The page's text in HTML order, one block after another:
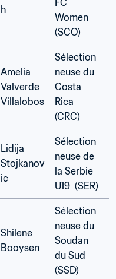
h
Women
(SCO)
Amelia
Valverde
Sélection
neuse du
Costa
Rica
(CRC)
Lidija
Stojkanov
ic
Sélection
neuse de
la Serbie
U19  (SER)
Shilene
Booysen
Sélection
neuse du
Soudan
du Sud
(SSD)